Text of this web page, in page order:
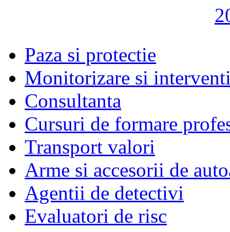
Paza si protectie
Monitorizare si
Consultanta
Cursuri de formare
Transport valori
Arme si accesorii de
Agentii de detectivi
Evaluatori de risc